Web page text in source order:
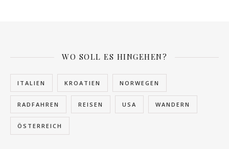
WO SOLL ES HINGEHEN?
ITALIEN KROATIEN NORWEGEN
RADFAHREN REISEN USA WANDERN
ÖSTERREICH